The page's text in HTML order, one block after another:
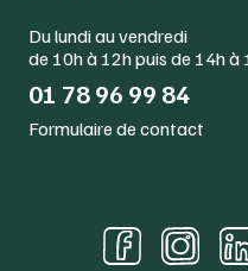
Du lundi au vendredi
de 10h à 12h puis de 14h à
01 78 96 99 84
Formulaire de contact